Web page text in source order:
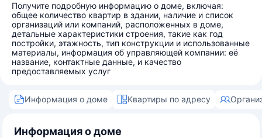
Получите подробную информацию о доме, включая:
общее количество квартир в здании, наличие и список
организаций или компаний, расположенных в доме,
детальные характеристики строения, такие как год
постройки, этажность, тип конструкции и использованные
материалы, информация об управляющей компании: её
название, контактные данные, и качество
предоставляемых услуг
Информация о доме Квартиры по адресу
Информация о доме